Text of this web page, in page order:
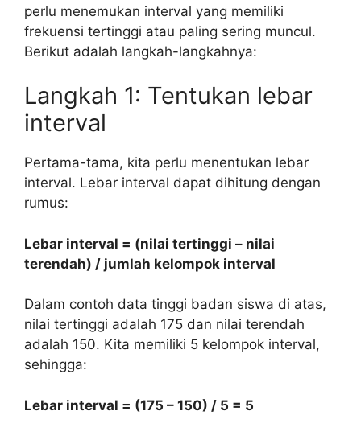
perlu menemukan interval yang memiliki
frekuensi tertinggi atau paling sering muncul.
Berikut adalah langkah-langkahnya:
Langkah 1: Tentukan lebar
interval
Pertama-tama, kita perlu menentukan lebar
interval. Lebar interval dapat dihitung dengan
rumus:
Lebar interval = (nilai tertinggi – nilai
terendah) / jumlah kelompok interval
Dalam contoh data tinggi badan siswa di atas,
nilai tertinggi adalah 175 dan nilai terendah
adalah 150. Kita memiliki 5 kelompok interval,
sehingga:
Lebar interval = (175 – 150) / 5 = 5